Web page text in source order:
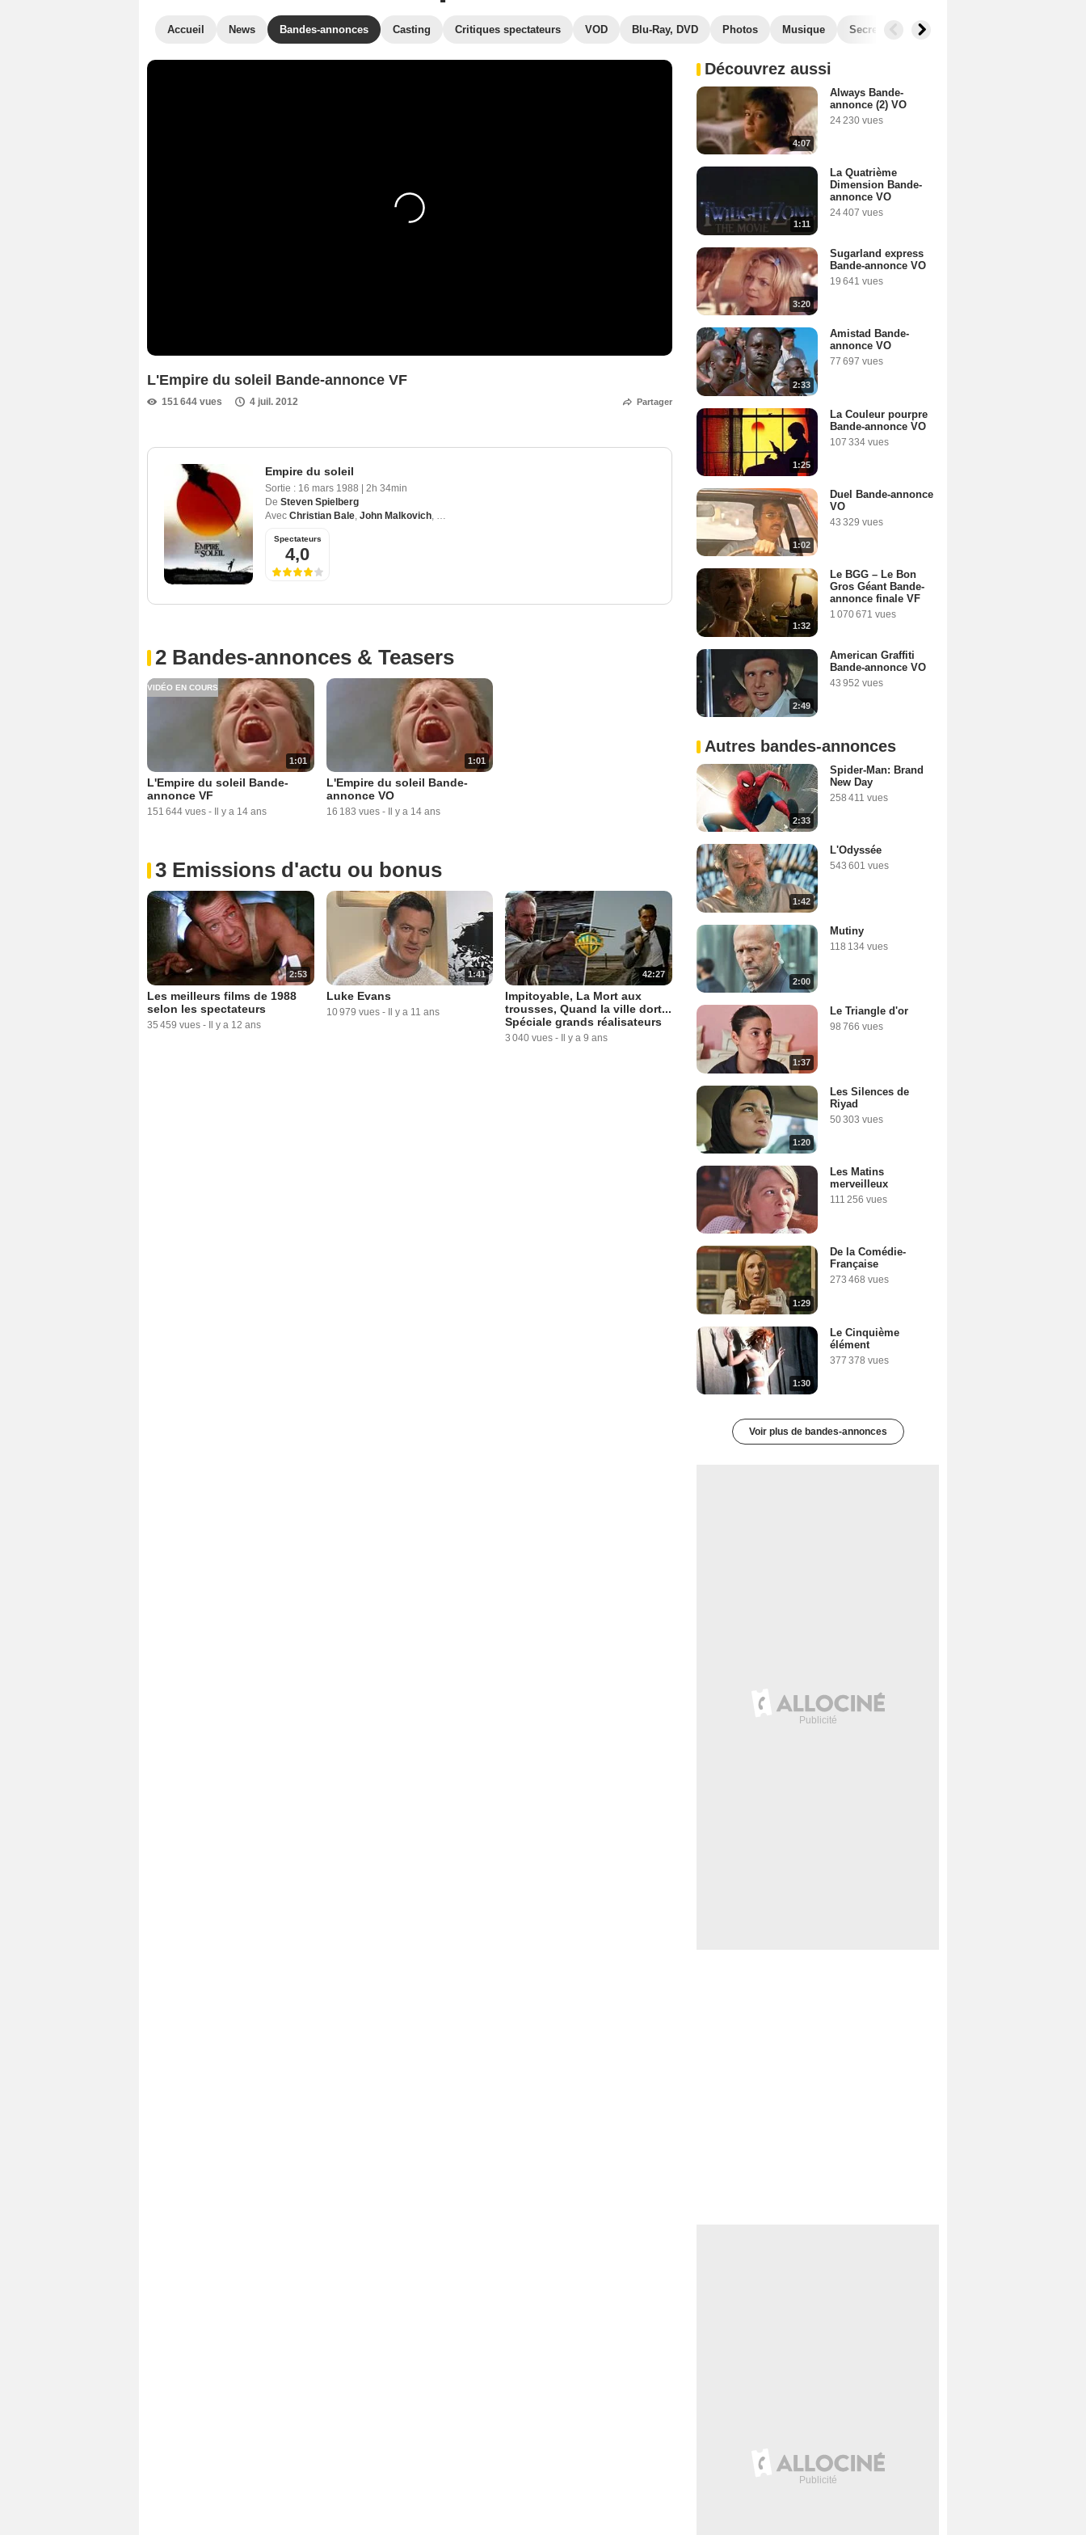
Accueil News Bandes-annonces Casting Critiques spectateurs VOD Blu-Ray, DVD Photos Musique Secrets de tournage
L'Empire du soleil Bande-annonce VF
151 644 vues 4 juil. 2012 Partager
Empire du soleil
Sortie : 16 mars 1988
2h 34min
De Steven Spielberg
Avec Christian Bale, John Malkovich, Miranda Richardson
Spectateurs
4,0
2 Bandes-annonces & Teasers
1:01
VIDÉO EN COURS
L'Empire du soleil Bande-
annonce VF
151 644 vues - Il y a 14 ans
1:01
L'Empire du soleil Bande-
annonce VO
16 183 vues - Il y a 14 ans
3 Emissions d'actu ou bonus
2:53
Les meilleurs films de 1988
selon les spectateurs
35 459 vues - Il y a 12 ans
1:41
Luke Evans
10 979 vues - Il y a 11 ans
42:27
Impitoyable, La Mort aux
trousses, Quand la ville dort...
Spéciale grands réalisateurs
3 040 vues - Il y a 9 ans
Découvrez aussi
4:07
Always Bande-
annonce (2) VO
24 230 vues
1:11
La Quatrième
Dimension Bande-
annonce VO
24 407 vues
3:20
Sugarland express
Bande-annonce VO
19 641 vues
2:33
Amistad Bande-
annonce VO
77 697 vues
1:25
La Couleur pourpre
Bande-annonce VO
107 334 vues
1:02
Duel Bande-annonce
VO
43 329 vues
1:32
Le BGG – Le Bon
Gros Géant Bande-
annonce finale VF
1 070 671 vues
2:49
American Graffiti
Bande-annonce VO
43 952 vues
Autres bandes-annonces
2:33
Spider-Man: Brand
New Day
258 411 vues
1:42
L'Odyssée
543 601 vues
2:00
Mutiny
118 134 vues
1:37
Le Triangle d'or
98 766 vues
1:20
Les Silences de
Riyad
50 303 vues
Les Matins
merveilleux
111 256 vues
1:29
De la Comédie-
Française
273 468 vues
1:30
Le Cinquième
élément
377 378 vues
Voir plus de bandes-annonces